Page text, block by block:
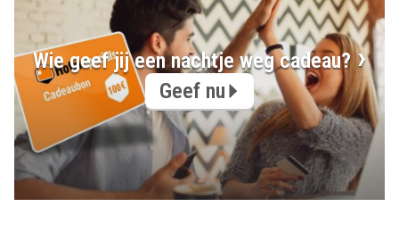
Wie geef jij een nachtje weg cadeau?
Geef nu